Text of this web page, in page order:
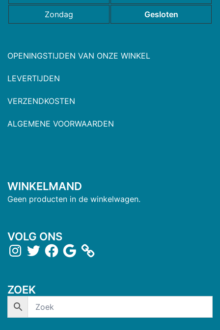
Zondag
Gesloten
OPENINGSTIJDEN VAN ONZE WINKEL
LEVERTIJDEN
VERZENDKOSTEN
ALGEMENE VOORWAARDEN
WINKELMAND
Geen producten in de winkelwagen.
VOLG ONS
ZOEK